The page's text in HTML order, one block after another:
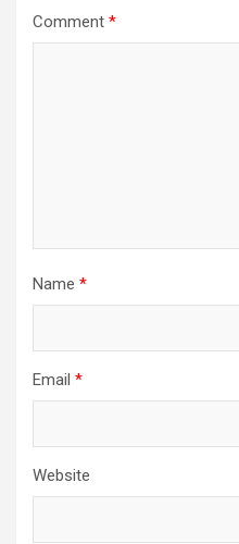
Comment *
Name *
Email *
Website